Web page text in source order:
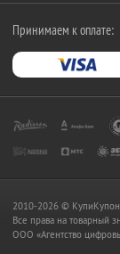
Принимаем к оплате:
2010-2026 ©
Все права на товарный
OOO «Агентство